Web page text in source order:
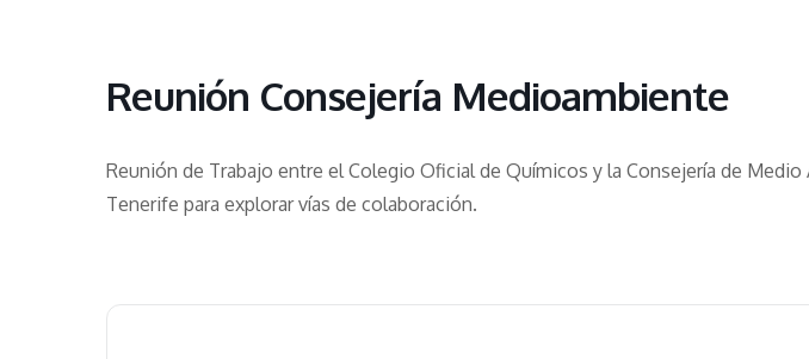
Reunión Consejería Medioambiente
Reunión de Trabajo entre el Colegio Oficial de Químicos y la Consejería de
Tenerife para explorar vías de colaboración.